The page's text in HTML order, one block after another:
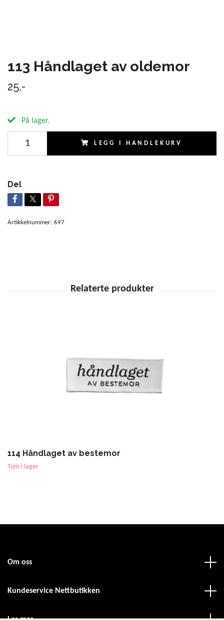
113 Håndlaget av oldemor
25,-
På lager.
LEGG I HANDLEKURV
Del
Artikkelnummer: 697
114 Håndlaget av bestemor
Tom i lager
Om oss
Kundeservice Nettbutikken